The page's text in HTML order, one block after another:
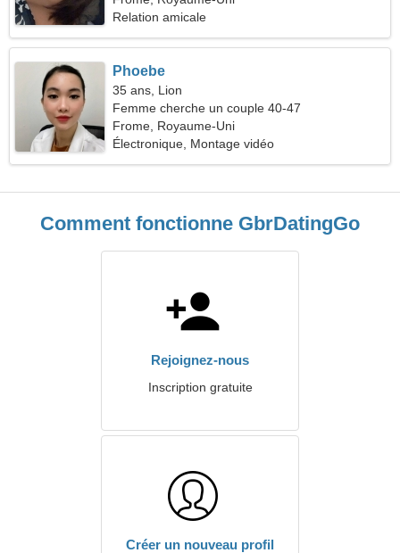
Relation amicale
Phoebe
35 ans, Lion
Femme cherche un couple 40-47
Frome, Royaume-Uni
Électronique, Montage vidéo
Comment fonctionne GbrDatingGo
Rejoignez-nous
Inscription gratuite
Créer un nouveau profil